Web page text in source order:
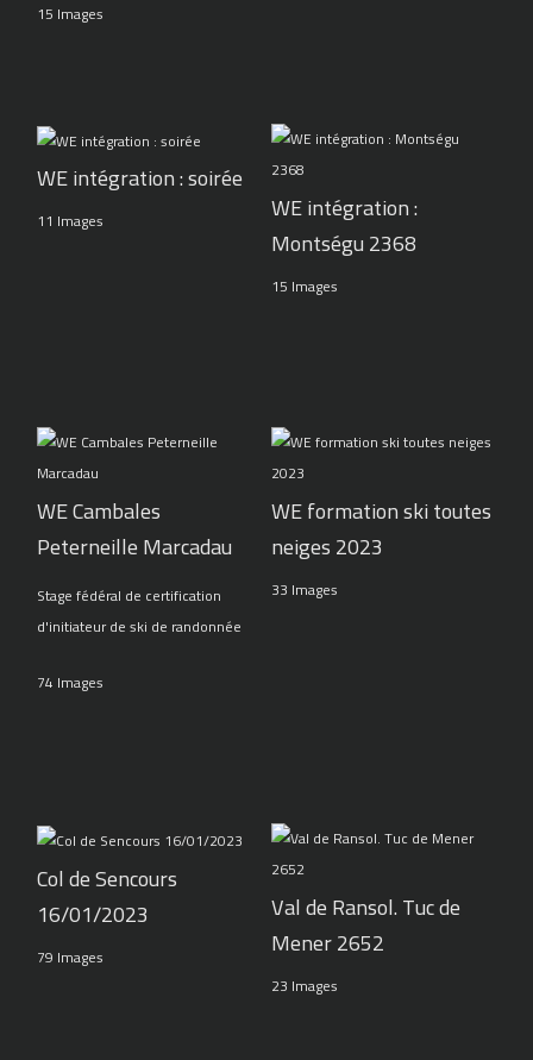
15 Images
WE intégration : soirée
11 Images
WE intégration :
Montségu 2368
15 Images
WE Cambales
Peterneille Marcadau
Stage fédéral de certification
d'initiateur de ski de randonnée
74 Images
WE formation ski toutes
neiges 2023
33 Images
Col de Sencours
16/01/2023
79 Images
Val de Ransol. Tuc de
Mener 2652
23 Images